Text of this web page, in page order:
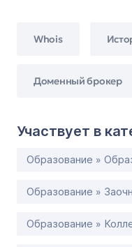
Whois
Доменный брокер
Участвует в
Образование »
Образование »
Образование »